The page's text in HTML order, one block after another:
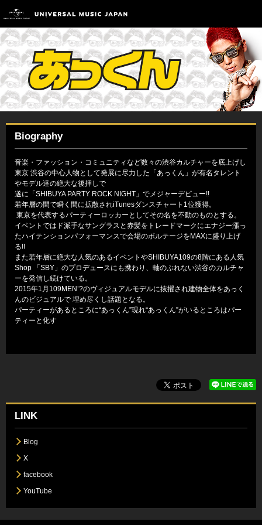
Biography
音楽・ファッション・コミュニティなど数々の渋谷カルチャーを底上げし
東京 渋谷の中心人物として発展に尽力した「あっくん」が有名タレント
やモデル達の絶大な後押しで
遂に「SHIBUYA PARTY ROCK NIGHT」でメジャーデビュー!!
若年層の間で瞬く間に拡散されiTunesダンスチャート1位獲得。
東京を代表するパーティーロッカーとしてその名を不動のものとする。
イベントではド派手なサングラスと赤髪をトレードマークにエナジー漲っ
たハイテンションパフォーマンスで会場のボルテージをMAXに盛り上げ
る!!
また若年層に絶大な人気のあるイベントやSHIBUYA109の8階にある人気
Shop 「SBY」のプロデュースにも携わり、軸のぶれない渋谷のカルチャ
ーを発信し続けている。
2015年1月109MEN’?のヴィジュアルモデルに抜擢され建物全体をあっく
んのビジュアルで 埋め尽くし話題となる。
パーティーがあるところに“あっくん”現れ“あっくん”がいるところはパー
ティーと化す
LINK
Blog
X
facebook
YouTube